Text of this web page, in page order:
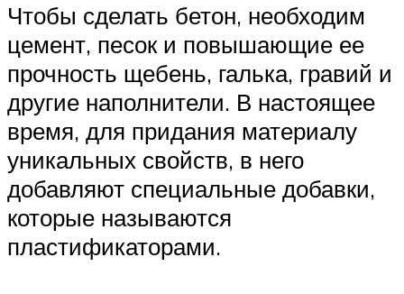
Чтобы сделать бетон, необходим
цемент, песок и повышающие ее
прочность щебень, галька, гравий и
другие наполнители. В настоящее
время, для придания материалу
уникальных свойств, в него
добавляют специальные добавки,
которые называются
пластификаторами.